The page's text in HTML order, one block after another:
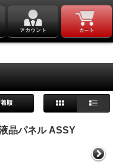
順
晶パネル ASSY